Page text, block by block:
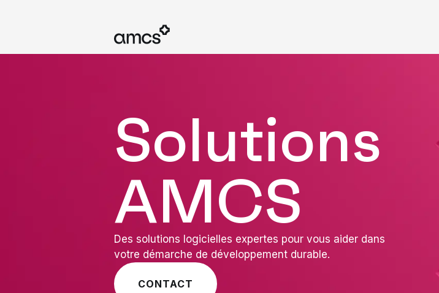
Solutions
AMCS
Des solutions logicielles expertes pour vous aider dans
votre démarche de développement durable.
CONTACT